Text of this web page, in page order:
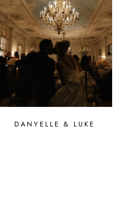
DANYELLE & LUKE